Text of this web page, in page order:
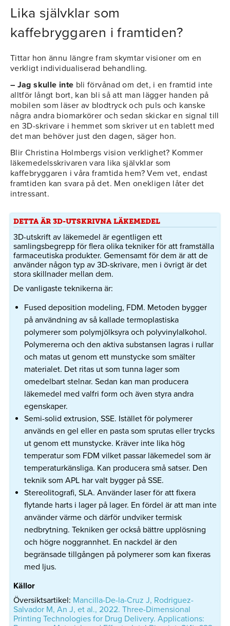
Lika självklar som
kaffebryggaren i framtiden?
Tittar hon ännu längre fram skymtar visioner om en
verkligt individualiserad behandling.
– Jag skulle inte bli förvånad om det, i en framtid inte
alltför långt bort, kan bli så att man lägger handen på
mobilen som läser av blodtryck och puls och kanske
några andra biomarkörer och sedan skickar en signal till
en 3D-skrivare i hemmet som skriver ut en tablett med
det man behöver just den dagen, säger hon.
Blir Christina Holmbergs vision verklighet? Kommer
läkemedelsskrivaren vara lika självklar som
kaffebryggaren i våra framtida hem? Vem vet, endast
framtiden kan svara på det. Men onekligen låter det
intressant.
DETTA ÄR 3D-UTSKRIVNA LÄKEMEDEL
3D-utskrift av läkemedel är egentligen ett
samlingsbegrepp för flera olika tekniker för att framställa
farmaceutiska produkter. Gemensamt för dem är att de
använder någon typ av 3D-skrivare, men i övrigt är det
stora skillnader mellan dem.
De vanligaste teknikerna är:
Fused deposition modeling, FDM. Metoden bygger
på användning av så kallade termoplastiska
polymerer som polymjölksyra och polyvinylalkohol.
Polymererna och den aktiva substansen lagras i rullar
och matas ut genom ett munstycke som smälter
materialet. Det ritas ut som tunna lager som
omedelbart stelnar. Sedan kan man producera
läkemedel med valfri form och även styra andra
egenskaper.
Semi-solid extrusion, SSE. Istället för polymerer
används en gel eller en pasta som sprutas eller trycks
ut genom ett munstycke. Kräver inte lika hög
temperatur som FDM vilket passar läkemedel som är
temperaturkänsliga. Kan producera små satser. Den
teknik som APL har valt bygger på SSE.
Stereolitografi, SLA. Använder laser för att fixera
flytande harts i lager på lager. En fördel är att man inte
använder värme och därför undviker termisk
nedbrytning. Tekniken ger också bättre upplösning
och högre noggrannhet. En nackdel är den
begränsade tillgången på polymerer som kan fixeras
med ljus.
Källor
Översiktsartikel: Mancilla-De-la-Cruz J, Rodriguez-
Salvador M, An J, et al., 2022. Three-Dimensional
Printing Technologies for Drug Delivery. Applications: